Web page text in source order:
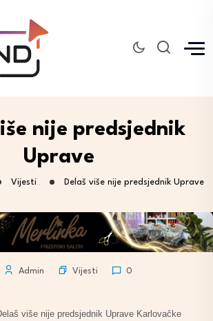
nije predsjednik
Uprave
Vijesti Delaš više nije predsjednik Uprave
Admin Vijesti 0
više nije predsjednik Uprave Karlovačke